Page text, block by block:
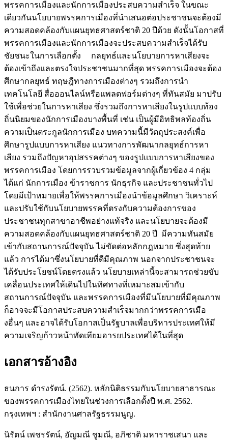
พรรคการเมืองและนักการเมืองประสบความสำเร็จ ในขณะ
เดียวกันนโยบายพรรคการเมืองที่นำเสนอต่อประชาชนจะต้องมี
ความสอดคล้องกับแผนยุทธศาสตร์ชาติ 20 ปีด้วย ดังนั้นโอกาสที่
พรรคการเมืองและนักการเมืองจะประสบความสำเร็จได้รับ
ชัยชนะในการเลือกตั้ง กลยุทธ์และนโยบายการหาเสียงจะ
ต้องเข้าถึงและตรงใจประชาชนมากที่สุด พรรคการเมืองจะต้อง
ศึกษากลยุทธ์ ทฤษฎีทางการเมืองต่างๆ รวมถึงการนำ
เทคโนโลยี สื่อออนไลน์หรือแพลตฟอร์มต่างๆ ที่ทันสมัย มาปรับ
ใช้เพื่อช่วยในการหาเสียง ซึ่งรวมถึงการหาเสียงในรูปแบบท้อง
ถิ่นนิยมของนักการเมืองบางพื้นที่ เช่น เป็นผู้มีอิทธิพลท้องถิ่น
ความเป็นตระกูลนักการเมือง บทความนี้มีวัตถุประสงค์เพื่อ
ศึกษารูปแบบการหาเสียง แนวทางการพัฒนากลยุทธ์การหา
เสียง รวมถึงปัญหาอุปสรรคต่างๆ ของรูปแบบการหาเสียงของ
พรรคการเมือง โดยการรวบรวมข้อมูลจากผู้เกี่ยวข้อง 4 กลุ่ม
ได้แก่ นักการเมือง ข้าราชการ นักธุรกิจ และประชาชนทั่วไป
โดยมีเป้าหมายเพื่อให้พรรคการเมืองนำข้อมูลศึกษา วิเคราะห์
และปรับใช้กับนโยบายพรรคที่ตรงกับความต้องการของ
ประชาชนทุกสาขาอาชีพอย่างแท้จริง และนโยบายจะต้องมี
ความสอดคล้องกับแผนยุทธศาสตร์ชาติ 20 ปี มีความทันสมัย
เข้ากับสถานการณ์ปัจจุบัน ไม่ขัดต่อหลักกฎหมาย ซึ่งสุดท้าย
แล้ว การได้มาซึ่งนโยบายที่ดีมีคุณภาพ นอกจากประชาชนจะ
ได้รับประโยชน์โดยตรงแล้ว นโยบายเหล่านี้จะสามารถช่วยขับ
เคลื่อนประเทศให้เดินไปในทิศทางที่เหมาะสมเข้ากับ
สถานการณ์ปัจจุบัน และพรรคการเมืองที่มีนโยบายที่มีคุณภาพ
ก็อาจจะมีโอกาสประสบความสำเร็จมากกว่าพรรคการเมือ
งอื่นๆ และอาจได้รับโอกาสเป็นรัฐบาลเพื่อบริหารประเทศให้มี
ความเจริญก้าวหน้าทัดเทียมอารยประเทศได้ในที่สุด
เอกสารอ้างอิง
ธนการ ดำรงรัตน์. (2562). หลักนิติธรรมกับนโยบายสาธารณะ
ของพรรคการเมืองไทยในช่วงการเลือกตั้งปี พ.ศ. 2562.
กรุงเทพฯ : สำนักงานศาลรัฐธรรมนูญ.
นิรัตน์ เพชรรัตน์, อัญมณี ชูมณี, อภิชาติ มหาราชเสนา และ